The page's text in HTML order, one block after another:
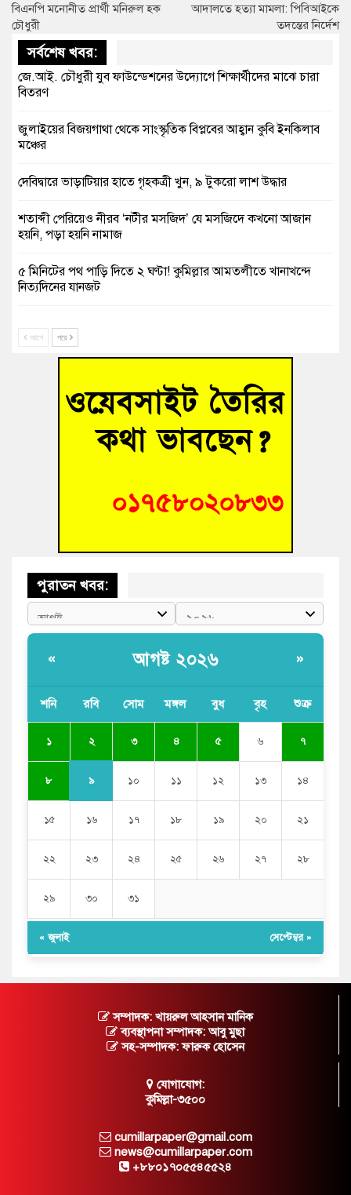
বিএনপি মনোনীত প্রার্থী মনিরুল হক
চৌধুরী
আদালতে হত্যা মামলা: পিবিআইকে
তদন্তের নির্দেশ
সর্বশেষ খবর:
জে.আই. চৌধুরী যুব ফাউন্ডেশনের উদ্যোগে শিক্ষার্থীদের মাঝে চারা
বিতরণ
জুলাইয়ের বিজয়গাথা থেকে সাংস্কৃতিক বিপ্লবের আহ্বান কুবি ইনকিলাব
মঞ্চের
দেবিদ্বারে ভাড়াটিয়ার হাতে গৃহকত্রী খুন, ৯ টুকরো লাশ উদ্ধার
শতাব্দী পেরিয়েও নীরব ‘নটীর মসজিদ’ যে মসজিদে কখনো আজান
হয়নি, পড়া হয়নি নামাজ
৫ মিনিটের পথ পাড়ি দিতে ২ ঘণ্টা! কুমিল্লার আমতলীতে খানাখন্দে
নিত্যদিনের যানজট
গ্রিসে দুই শতাধিক অভিবাসী উদ্ধার, বেশিরভাগই বাংলাদেশি
বুড়িচংয়ে নিখোঁজের ৩ দিন পর ফিশারির পুকুরে রিকশাচালকের মরদেহ
“স্পেশাল ট্রাইব্যুনালে জুলাই গণহত্যার বিচার করেন, জনগণ আপনাদের
ভাষা সৈনিক অজিত গুহ মহাবিদ্যালয়ে জুলাই গণঅভ্যুত্থান দিবসের
আলোচনা সভা ও পুরস্কার বিতরণ
আগে পরে
পুরাতন খবর:
« আগষ্ট ২০২৬ »
শনি রবি সোম মঙ্গল বুধ বৃহ শুক্র
১ ২ ৩ ৪ ৫ ৬ ৭
৮ ৯ ১০ ১১ ১২ ১৩ ১৪
১৫ ১৬ ১৭ ১৮ ১৯ ২০ ২১
২২ ২৩ ২৪ ২৫ ২৬ ২৭ ২৮
২৯ ৩০ ৩১
« জুলাই সেপ্টেম্বর »
সম্পাদক: খায়রুল আহসান মানিক
ব্যবস্থাপনা সম্পাদক: আবু মুছা
সহ-সম্পাদক: ফারুক হোসেন
যোগাযোগ:
কুমিল্লা-৩৫০০
cumillarpaper@gmail.com
news@cumillarpaper.com
+৮৮০১৭০৫৫৪৫৫২৪